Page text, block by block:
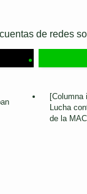
de redes
Lucha
de la